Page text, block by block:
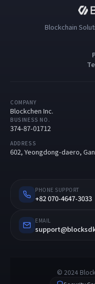
Blockchain
COMPANY
Blockchen Inc.
BUSINESS NO.
374-87-01712
ADDRESS
602, Yeongdong-daero,
PHONE SUPPORT
+82 070-4647-3033
EMAIL
© 2024